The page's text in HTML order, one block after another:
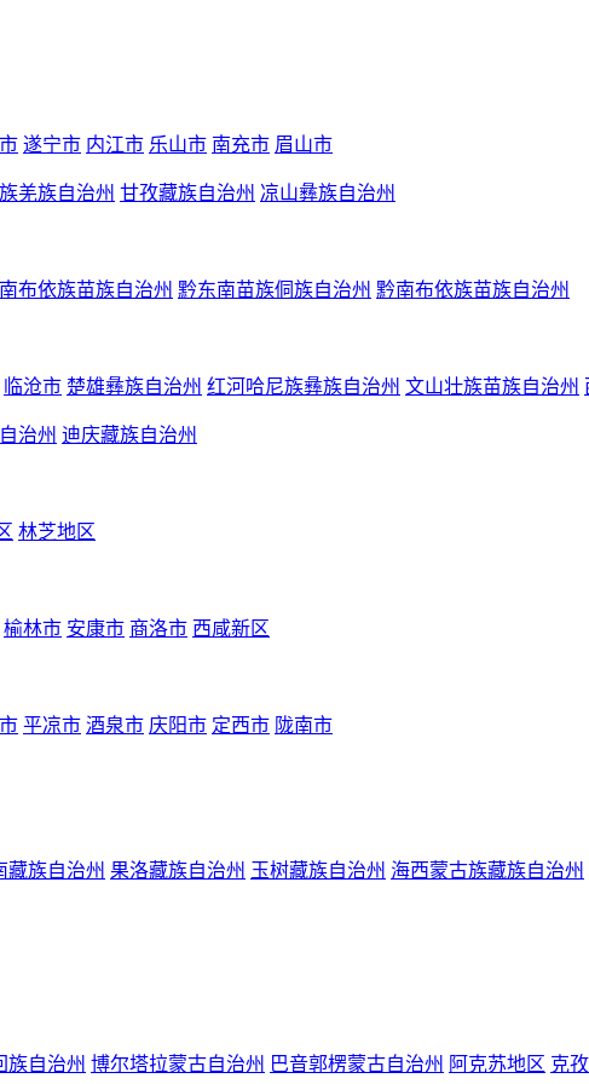
遂宁市 内江市 乐山市 南充市 眉山市
羌族自治州 甘孜藏族自治州 凉山彝族自治州
布依族苗族自治州 黔东南苗族侗族自治州 黔南布依族苗族自治州
临沧市 楚雄彝族自治州 红河哈尼族彝族自治州 文山壮族苗族自治州
治州 迪庆藏族自治州
林芝地区
榆林市 安康市 商洛市 西咸新区
平凉市 酒泉市 庆阳市 定西市 陇南市
藏族自治州 果洛藏族自治州 玉树藏族自治州 海西蒙古族藏族自治州
族自治州 博尔塔拉蒙古自治州 巴音郭楞蒙古自治州 阿克苏地区 克